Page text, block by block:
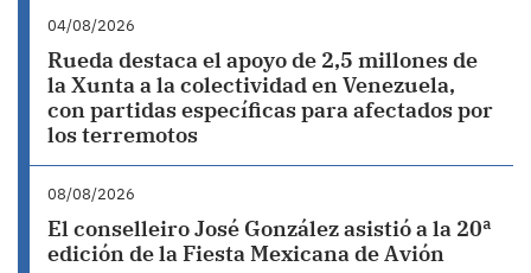
04/08/2026
Rueda destaca el apoyo de 2,5 millones de
la Xunta a la colectividad en Venezuela,
con partidas específicas para afectados por
los terremotos
08/08/2026
El conselleiro José González asistió a la 20ª
edición de la Fiesta Mexicana de Avión